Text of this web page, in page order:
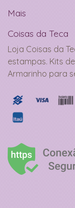
Mais
Coisas da Teca
Loja Coisas da
estampas. Kits
Armarinho para